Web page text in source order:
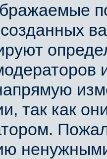
созданных
так как